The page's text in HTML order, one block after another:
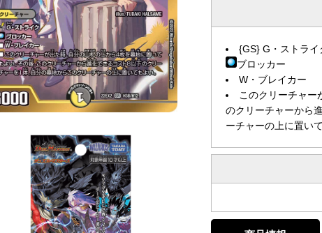
{GS} G・ストライ
ブロッカー
W・ブレイカー
このクリーチャー
のクリーチャーから
ーチャーの上に置い